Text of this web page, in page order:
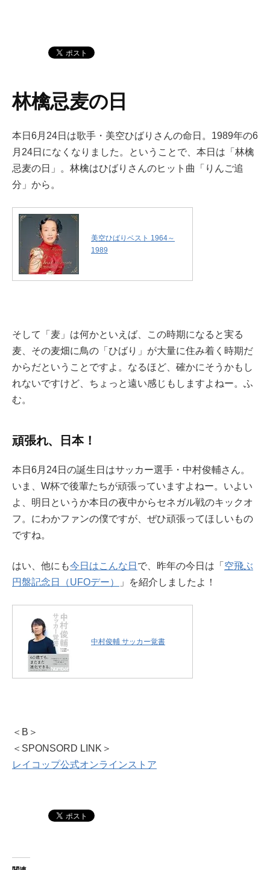
林檎忌麦の日
本日6月24日は歌手・美空ひばりさんの命日。1989年の6
月24日になくなりました。ということで、本日は「林檎
忌麦の日」。林檎はひばりさんのヒット曲「りんご追
分」から。
美空ひばりベスト 1964～
1989
そして「麦」は何かといえば、この時期になると実る
麦、その麦畑に鳥の「ひばり」が大量に住み着く時期だ
からだということですよ。なるほど、確かにそうかもし
れないですけど、ちょっと遠い感じもしますよねー。ふ
む。
頑張れ、日本！
本日6月24日の誕生日はサッカー選手・中村俊輔さん。
いま、W杯で後輩たちが頑張っていますよねー。いよい
よ、明日というか本日の夜中からセネガル戦のキックオ
フ。にわかファンの僕ですが、ぜひ頑張ってほしいもの
ですね。
はい、他にも今日はこんな日 で、昨年の今日は「 空飛ぶ
円盤記念日（UFOデー）
」を紹介しましたよ！
中村俊輔 サッカー覚書
＜B＞
＜SPONSORD LINK＞
レイコップ公式オンラインストア